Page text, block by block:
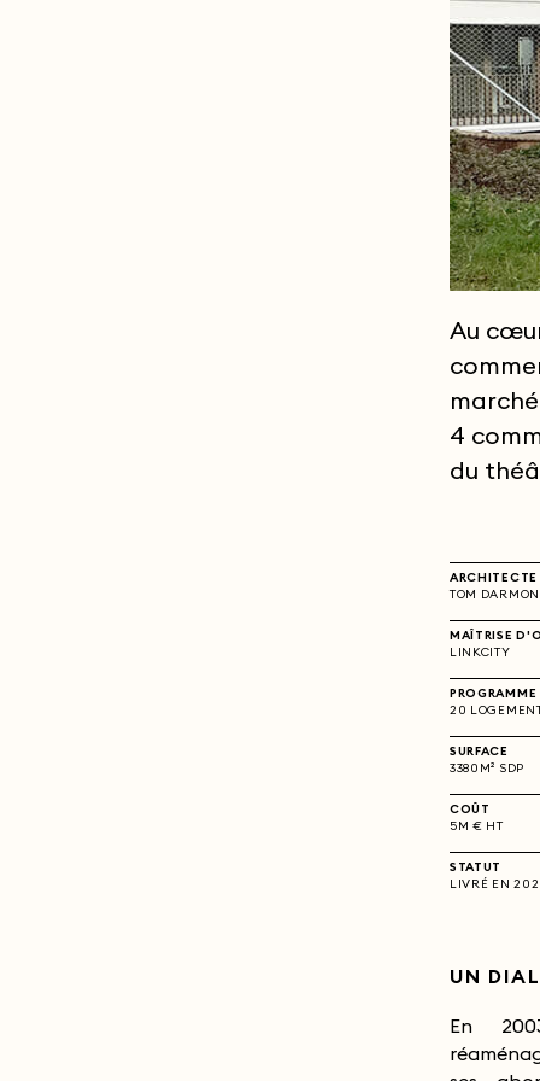
Au
4
du
ARCHITECTE
TOM
MAÎTRISE
LINKCITY
PROGRAMME
20
SURFACE
3380M² SDP
COÛT
5M € HT
STATUT
LIVRÉ EN
UN
En
du